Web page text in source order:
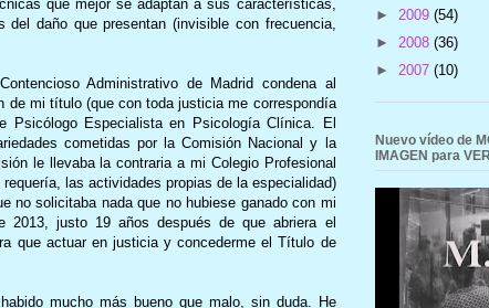
que mejor se adaptan a sus características,
daño que presentan (invisible con frecuencia,
Administrativo de Madrid condena al
de mi título (que con toda justicia me correspondía
Psicólogo Especialista en Psicología Clínica. El
cometidas por la Comisión Nacional y la
le llevaba la contraria a mi Colegio Profesional
las actividades propias de la especialidad)
no solicitaba nada que no hubiese ganado con mi
justo 19 años después de que abriera el
que actuar en justicia y concederme el Título de
mucho más bueno que malo, sin duda. He
► 2009 (54)
► 2008 (36)
► 2007 (10)
Nuevo vídeo de
IMAGEN para